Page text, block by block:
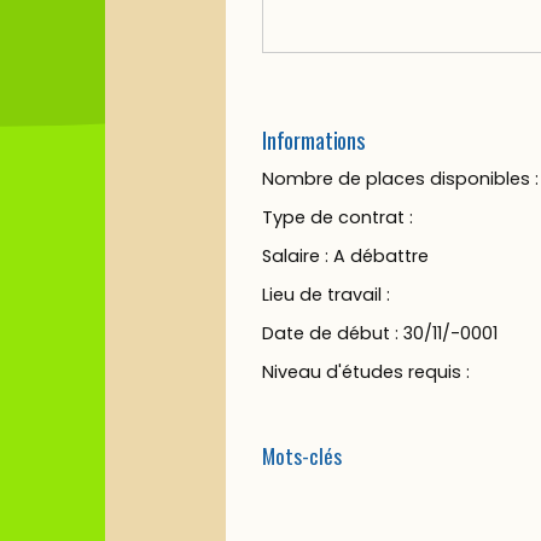
Informations
Nombre de places disponibles
Type de contrat :
Salaire : A débattre
Lieu de travail :
Date de début : 30/11/-0001
Niveau d'études requis :
Mots-clés